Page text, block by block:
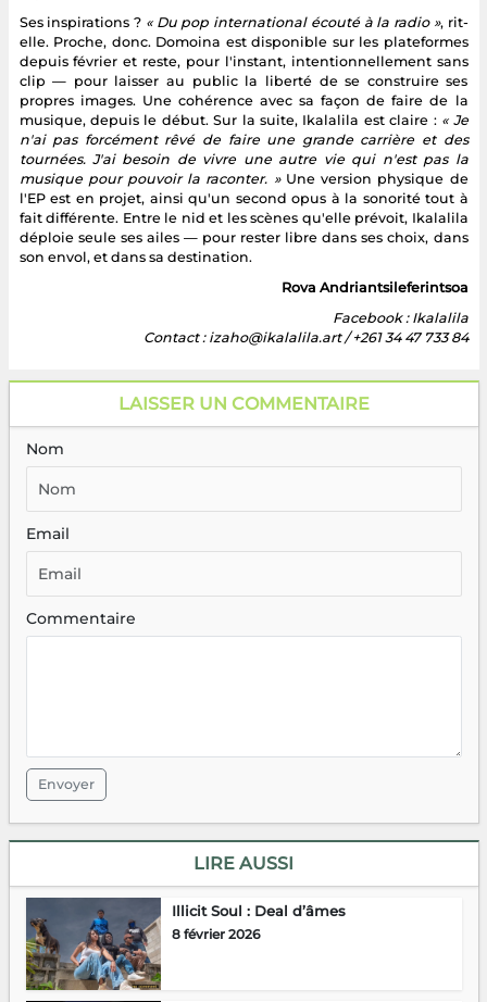
Ses inspirations ? « Du pop international écouté à la radio », rit-
elle. Proche, donc. Domoina est disponible sur les plateformes
depuis février et reste, pour l'instant, intentionnellement sans
clip — pour laisser au public la liberté de se construire ses
propres images. Une cohérence avec sa façon de faire de la
musique, depuis le début. Sur la suite, Ikalalila est claire : « Je
n'ai pas forcément rêvé de faire une grande carrière et des
tournées. J'ai besoin de vivre une autre vie qui n'est pas la
musique pour pouvoir la raconter. »Une version physique de
l'EP est en projet, ainsi qu'un second opus à la sonorité tout à
fait différente. Entre le nid et les scènes qu'elle prévoit, Ikalalila
déploie seule ses ailes — pour rester libre dans ses choix, dans
son envol, et dans sa destination.
Rova Andriantsileferintsoa
Facebook : Ikalalila
Contact : izaho@ikalalila.art / +261 34 47 733 84
LAISSER UN COMMENTAIRE
Nom
Email
Commentaire
Envoyer
LIRE AUSSI
Illicit Soul : Deal d’âmes
8 février 2026